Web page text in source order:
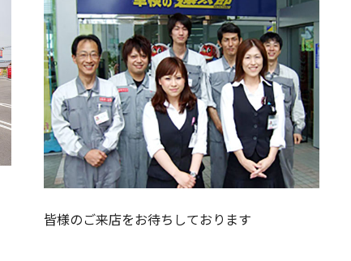
皆様のご来店をお待ちしております